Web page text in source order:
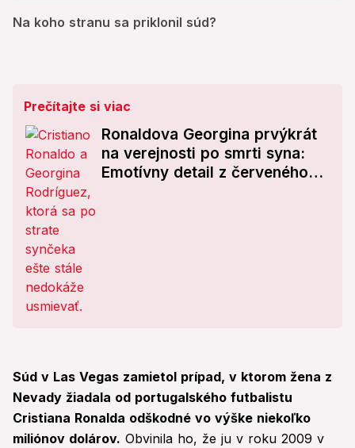
Na koho stranu sa priklonil súd?
Prečítajte si viac
Ronaldova Georgina prvýkrát
na verejnosti po smrti syna:
Emotívny detail z červeného
Súd v Las Vegas zamietol prípad, v ktorom žena z
Nevady žiadala od portugalského futbalistu
Cristiana Ronalda odškodné vo výške niekoľko
miliónov dolárov. Obvinila ho, že ju v roku 2009 v